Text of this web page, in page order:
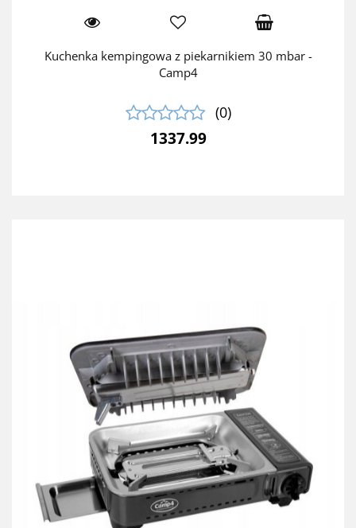
Kuchenka kempingowa z piekarnikiem 30 mbar -
Camp4
(0)
1337.99